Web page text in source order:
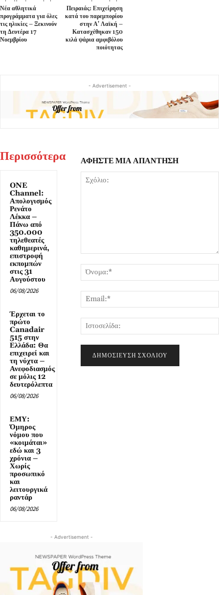
Νέα αθλητικά
προγράμματα για όλες
τις ηλικίες – Ξεκινούν
τη Δευτέρα 17
Νοεμβρίου
Πειραιάς: Επιχείρηση
κατά του παρεμπορίου
στην Α’ Λαϊκή –
Κατασχέθηκαν 150
κιλά ψάρια αμφιβόλου
ποιότητας
- Advertisement -
Περισσότερα
ONE
Channel:
Απολογισμός
Ρενάτο
Λέκκα –
Πάνω από
350.000
τηλεθεατές
καθημερινά,
επιστροφή
εκπομπών
στις 31
Αυγούστου
06/08/2026
Έρχεται το
πρώτο
Canadair
515 στην
Ελλάδα: Θα
επιχειρεί και
τη νύχτα –
Ανεφοδιασμός
σε μόλις 12
δευτερόλεπτα
06/08/2026
ΕΜΥ:
Όμηρος
νόμου που
«κοιμάται»
εδώ και 3
χρόνια –
Χωρίς
προσωπικό
και
λειτουργικά
ραντάρ
06/08/2026
ΑΦΗΣΤΕ ΜΙΑ ΑΠΑΝΤΗΣΗ
- Advertisement -